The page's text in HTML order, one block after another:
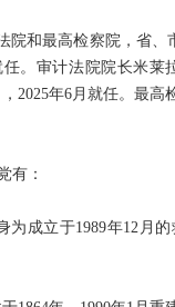
院和最高检察院，省
。审计法院院长米
2025年6月就任。最
有：
为成立于1989年12